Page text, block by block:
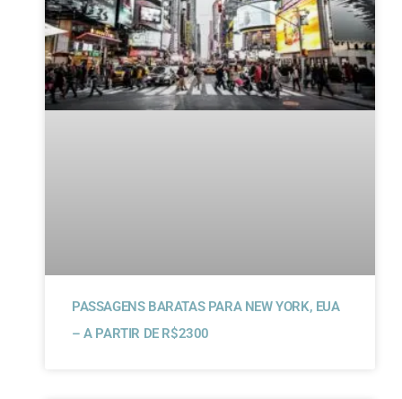
PASSAGENS BARATAS PARA NEW YORK, EUA
– A PARTIR DE R$2300